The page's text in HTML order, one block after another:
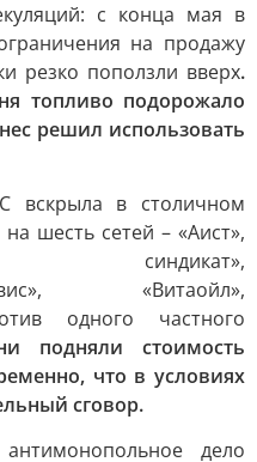
с конца мая в
на продажу
резко поползли вверх.
топливо подорожало
решил использовать
вскрыла в столичном
шесть сетей – «Аист»,
«Витаойл»,
одного частного
подняли стоимость
что в условиях
сговор.
дело